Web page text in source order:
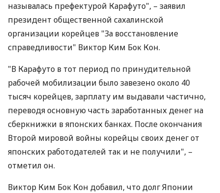
называлась префектурой Карафуто", – заявил
президент общественной сахалинской
организации корейцев "За восстановление
справедливости" Виктор Ким Бок Кон.
"В Карафуто в тот период по принудительной
рабочей мобилизации было завезено около 40
тысяч корейцев, зарплату им выдавали частично,
переводя основную часть заработанных денег на
сберкнижки в японских банках. После окончания
Второй мировой войны корейцы своих денег от
японских работодателей так и не получили", –
отметил он.
Виктор Ким Бок Кон добавил, что долг Японии